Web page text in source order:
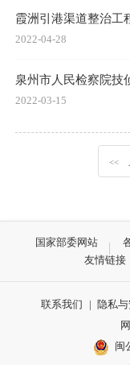
霞洲引港渠道整治工
2022-04-28
泉州市人民检察院技
2022-03-15
<<
国家部委网站
友情链接
联系我们 | 隐私
闽